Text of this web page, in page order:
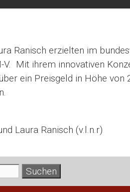
Ranisch erzielten im
Mit ihrem innovativen
ein Preisgeld in Höhe
Laura Ranisch (v.l.n.r)